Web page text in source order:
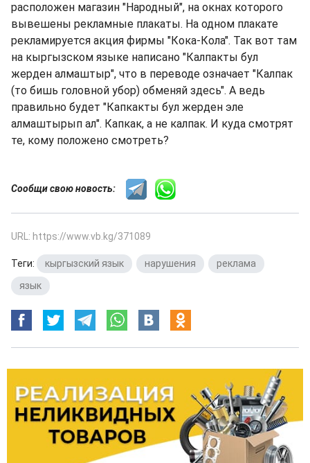
расположен магазин "Народный", на окнах которого
вывешены рекламные плакаты. На одном плакате
рекламируется акция фирмы "Кока-Кола". Так вот там
на кыргызском языке написано "Калпакты бул
жерден алмаштыр", что в переводе означает "Калпак
(то бишь головной убор) обменяй здесь". А ведь
правильно будет "Капкакты бул жерден эле
алмаштырып ал". Капкак, а не калпак. И куда смотрят
те, кому положено смотреть?
Сообщи свою новость:
URL: https://www.vb.kg/371089
Теги: кыргызский язык нарушения реклама
язык